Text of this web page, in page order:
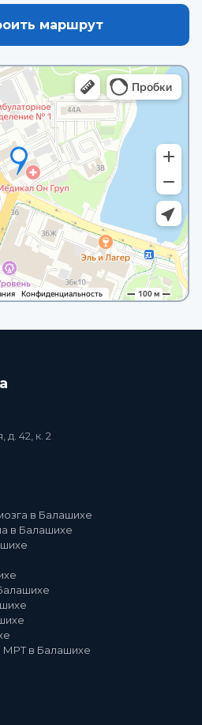
маршрут
д. 42, к. 2
в Балашихе
в Балашихе
в Балашихе